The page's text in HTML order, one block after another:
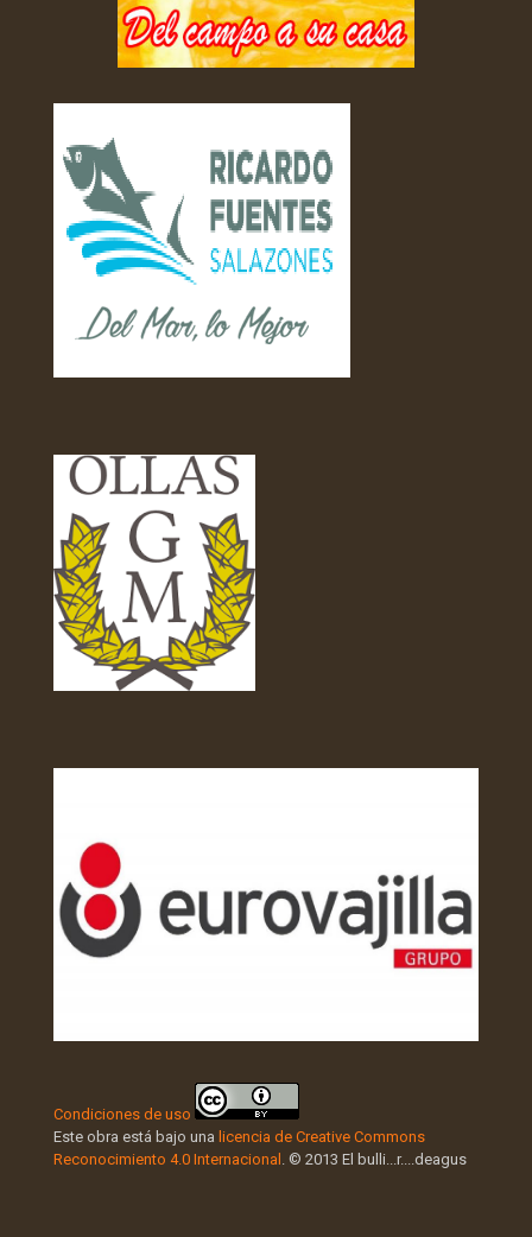
Condiciones de uso
Este obra está bajo una licencia de Creative Commons
Reconocimiento 4.0 Internacional
. © 2013 El bulli...r....deagus